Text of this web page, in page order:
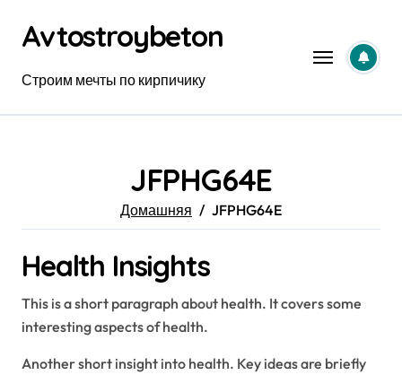
содержанию
Avtostroybeton
Строим мечты по кирпичику
JFPHG64E
Домашняя JFPHG64E
Health Insights
This is a short paragraph about health. It covers some
interesting aspects of health.
Another short insight into health. Key ideas are briefly